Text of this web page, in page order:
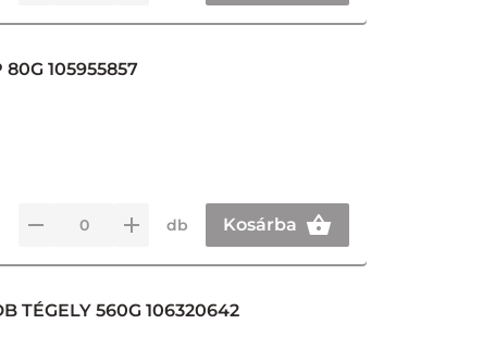
105955857
db Kosárba
TÉGELY 560G 106320642